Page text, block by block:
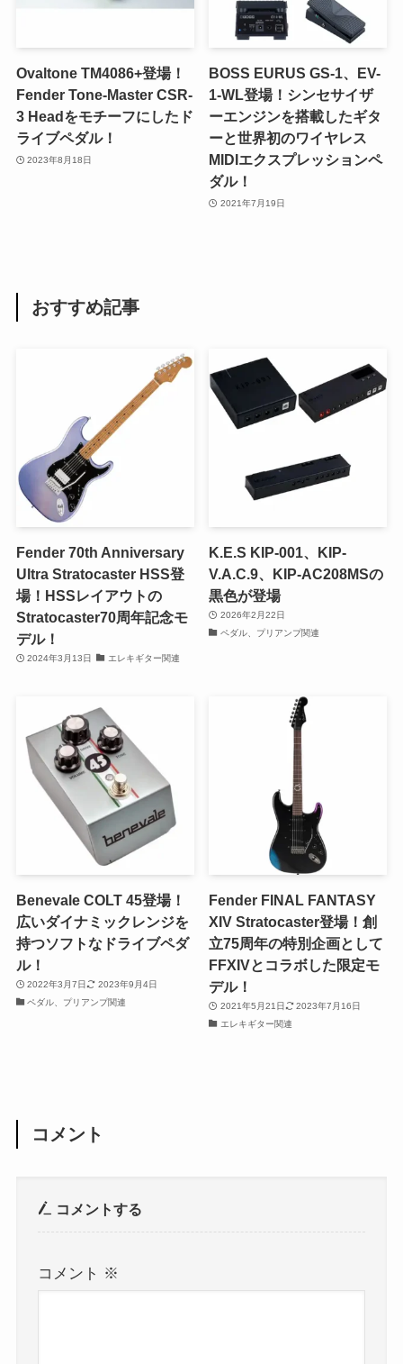
Ovaltone TM4086+登場！
Fender Tone-Master CSR-
3 Headをモチーフにしたド
ライブペダル！
2023年8月18日
BOSS EURUS GS-1、EV-
1-WL登場！シンセサイザ
ーエンジンを搭載したギタ
ーと世界初のワイヤレス
MIDIエクスプレッションペ
ダル！
2021年7月19日
おすすめ記事
Fender 70th Anniversary
Ultra Stratocaster HSS登
場！HSSレイアウトの
Stratocaster70周年記念モ
デル！
2024年3月13日 エレキギター関連
K.E.S KIP-001、KIP-
V.A.C.9、KIP-AC208MSの
黒色が登場
2026年2月22日
ペダル、プリアンプ関連
Benevale COLT 45登場！
広いダイナミックレンジを
持つソフトなドライブペダ
ル！
2022年3月7日
2023年9月4日
ペダル、プリアンプ関連
Fender FINAL FANTASY
XIV Stratocaster登場！創
立75周年の特別企画として
FFXIVとコラボした限定モ
デル！
2021年5月21日
2023年7月16日
エレキギター関連
コメント
コメントする
コメント ※